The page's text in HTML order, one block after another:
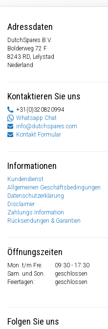
Adressdaten
DutchSpares B.V.
Bolderweg 72 F
8243 RD, Lelystad
Nederland
Kontaktieren Sie uns
+31(0)320820994
Whatsapp Chat
info@dutchspares.com
Kontakt Formular
Informationen
Kundendienst
Allgemeinen Geschäftsbedingungen
Datenschutzerklärung
Disclaimer
Zahlungs Information
Rücksendungen & Garantien
Öffnungszeiten
Mon. t/m Fre.
09:30 - 17:30
Sam. und Son.
geschlossen
Feiertagen:
geschlossen
Folgen Sie uns